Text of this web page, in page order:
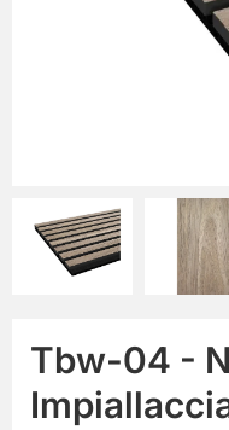
Tbw-04 -